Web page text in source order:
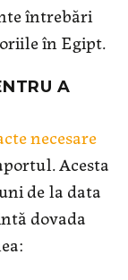
întrebări
în Egipt.
A
necesare
Acesta
de la data
dovada